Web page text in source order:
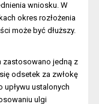
wniosku. W
okres rozłożenia
może być dłuższy.
zastosowano jedną z
odsetek za zwłokę
upływu ustalonych
ulgi